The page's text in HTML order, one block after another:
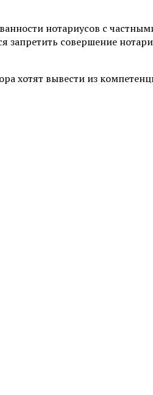
нотариусов с
совершение
хотят вывести из